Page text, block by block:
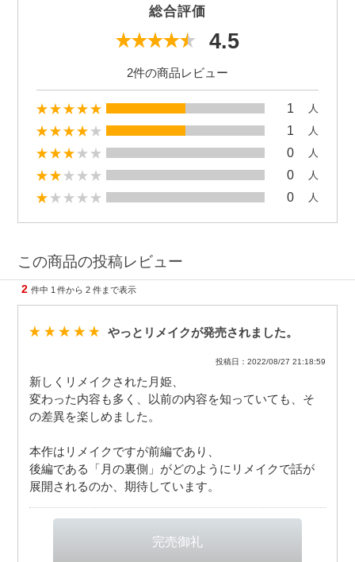
総合評価
4.5
2件の商品レビュー
1 人
1 人
0 人
0 人
0 人
この商品の投稿レビュー
2 件中 1 件から 2 件まで表示
やっとリメイクが発売されました。
投稿日：2022/08/27 21:18:59
新しくリメイクされた月姫、
変わった内容も多く、以前の内容を知っていても、そ
の差異を楽しめました。
本作はリメイクですが前編であり、
後編である「月の裏側」がどのようにリメイクで話が
展開されるのか、期待しています。